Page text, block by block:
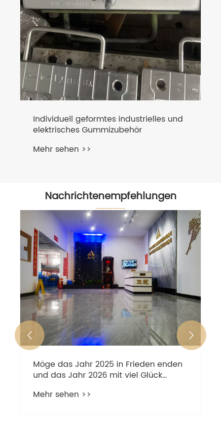
Individuell geformtes industrielles und
elektrisches Gummizubehör
Mehr sehen >>
Nachrichtenempfehlungen
Möge das Jahr 2025 in Frieden enden
und das Jahr 2026 mit viel Glück
Mehr sehen >>
 